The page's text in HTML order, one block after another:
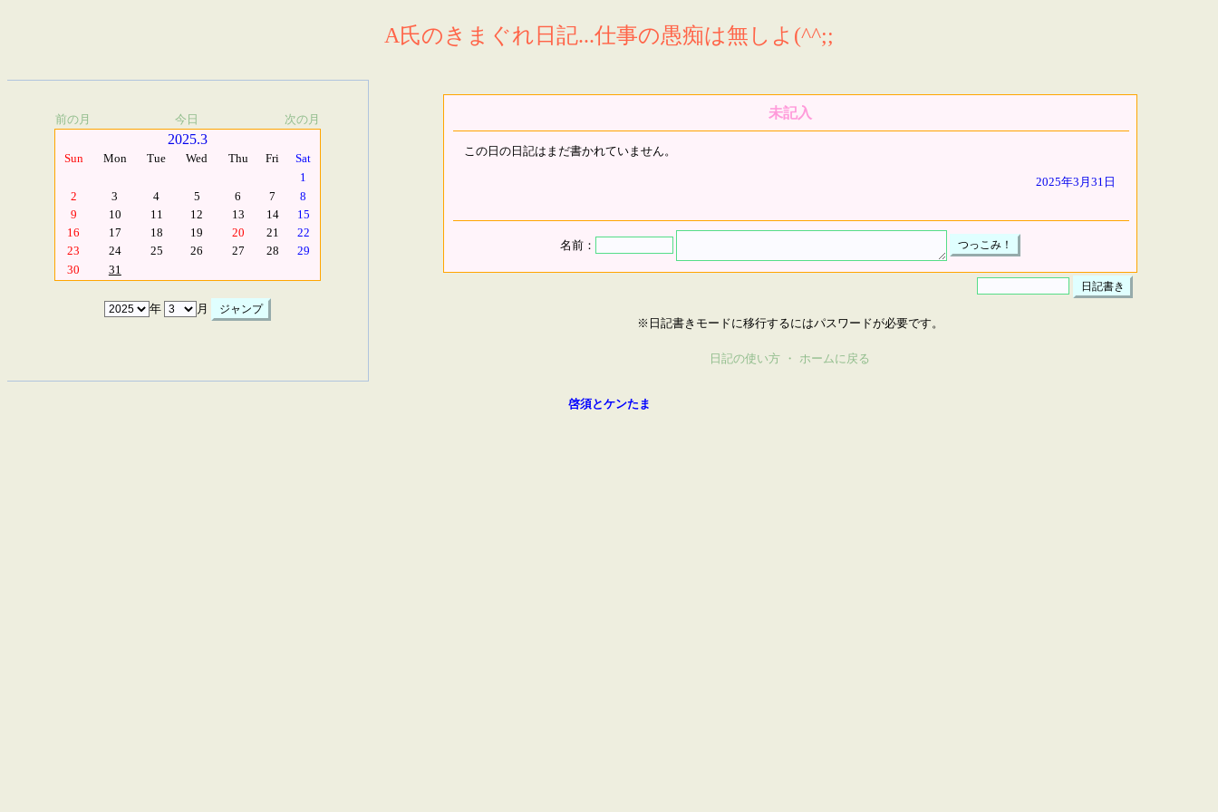
A氏のきまぐれ日記...仕事の愚痴は無しよ(^^;;
前の月 今日 次の月
2025.3
Sun Mon Tue Wed Thu Fri
Sat
1
2
3 4 5 6 7
8
9
10 11 12 13 14
15
16
17 18 19 20 21
22
23
24 25 26 27 28
29
30
31
年 月
未記入
この日の日記はまだ書かれていません。
2025年3月31日
名前：
※日記書きモードに移行するにはパスワードが必要です。
日記の使い方 ・ ホームに戻る
啓須とケンたま